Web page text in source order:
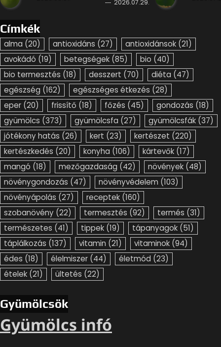
2026.07.29.
Címkék
alma (20) antioxidáns (27) antioxidánsok (21)
avokádó (19) betegségek (85) bio (40)
bio termesztés (18) desszert (70) diéta (47)
egészség (162) egészséges étkezés (28)
eper (20) frissítő (18) főzés (45) gondozás (18)
gyümölcs (373) gyümölcsfa (27) gyümölcsfák (37)
jótékony hatás (26) kert (23) kertészet (220)
kertészkedés (20) konyha (106) kártevők (17)
mangó (18) mezőgazdaság (42) növények (48)
növénygondozás (47) növényvédelem (103)
növényápolás (27) receptek (160)
szobanövény (22) termesztés (92) termés (31)
természetes (41) tippek (19) tápanyagok (51)
táplálkozás (137) vitamin (21) vitaminok (94)
édes (18) élelmiszer (44) életmód (23)
ételek (21) ültetés (22)
Gyümölcsök
Gyümölcs infó